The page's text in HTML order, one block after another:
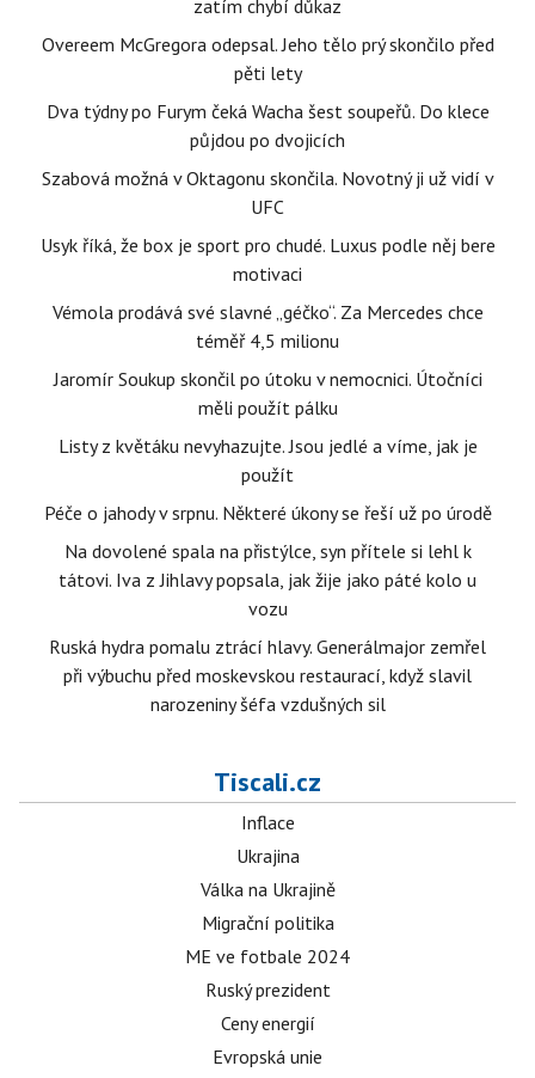
zatím chybí důkaz
Overeem McGregora odepsal. Jeho tělo prý skončilo před
pěti lety
Dva týdny po Furym čeká Wacha šest soupeřů. Do klece
půjdou po dvojicích
Szabová možná v Oktagonu skončila. Novotný ji už vidí v
UFC
Usyk říká, že box je sport pro chudé. Luxus podle něj bere
motivaci
Vémola prodává své slavné „géčko“. Za Mercedes chce
téměř 4,5 milionu
Jaromír Soukup skončil po útoku v nemocnici. Útočníci
měli použít pálku
Listy z květáku nevyhazujte. Jsou jedlé a víme, jak je
použít
Péče o jahody v srpnu. Některé úkony se řeší už po úrodě
Na dovolené spala na přistýlce, syn přítele si lehl k
tátovi. Iva z Jihlavy popsala, jak žije jako páté kolo u
vozu
Ruská hydra pomalu ztrácí hlavy. Generálmajor zemřel
při výbuchu před moskevskou restaurací, když slavil
narozeniny šéfa vzdušných sil
Tiscali.cz
Inflace
Ukrajina
Válka na Ukrajině
Migrační politika
ME ve fotbale 2024
Ruský prezident
Ceny energií
Evropská unie